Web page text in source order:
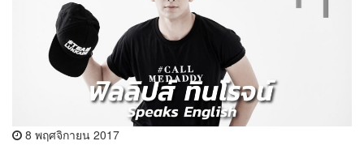
8 พฤศจิกายน 2017